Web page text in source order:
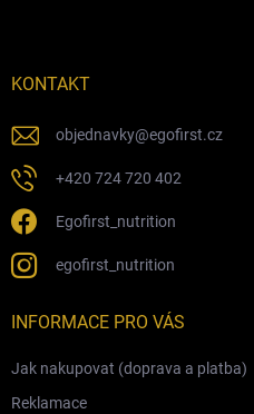
KONTAKT
objednavky@egofirst.cz
+420 724 720 402
Egofirst_nutrition
egofirst_nutrition
INFORMACE PRO VÁS
Jak nakupovat (doprava a platba)
Reklamace